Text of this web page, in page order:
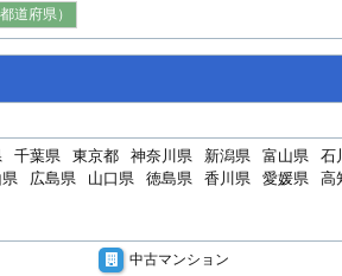
道府県）
千葉県 東京都 神奈川県 新潟県 富山県 石
県 広島県 山口県 徳島県 香川県 愛媛県 高
中古マンション